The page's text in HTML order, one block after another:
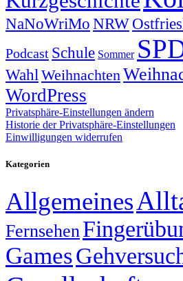
NaNoWriMo NRW
Podcast Schule Sommer
Wahl Weihnachten
WordPress
Privatsphäre-Einstellungen ändern
Historie der Privatsphäre-Einstellungen
Einwilligungen widerrufen
Kategorien
Allgemeines
Fernsehen
Games